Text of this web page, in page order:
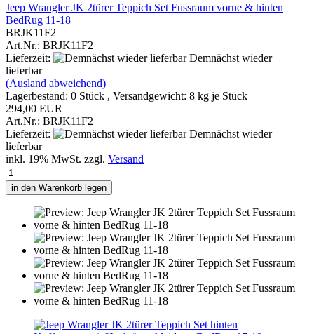
Jeep Wrangler JK 2türer Teppich Set Fussraum vorne & hinten
BedRug 11-18
BRJK11F2
Art.Nr.: BRJK11F2
Lieferzeit:
Demnächst wieder
lieferbar
(Ausland abweichend)
Lagerbestand: 0 Stück , Versandgewicht: 8 kg je Stück
294,00 EUR
Art.Nr.: BRJK11F2
Lieferzeit:
Demnächst wieder
lieferbar
inkl. 19% MwSt. zzgl. Versand
in den Warenkorb legen